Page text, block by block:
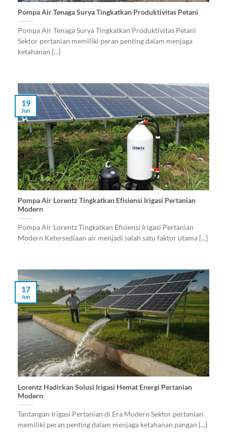
Pompa Air Tenaga Surya Tingkatkan Produktivitas Petani
Pompa Air Tenaga Surya Tingkatkan Produktivitas Petani
Sektor pertanian memiliki peran penting dalam menjaga
ketahanan [...]
Pompa Air Lorentz Tingkatkan Efisiensi Irigasi Pertanian
Modern
Pompa Air Lorentz Tingkatkan Efisiensi Irigasi Pertanian
Modern Ketersediaan air menjadi salah satu faktor utama [...]
19
Jun
Lorentz Hadirkan Solusi Irigasi Hemat Energi Pertanian
Modern
Tantangan Irigasi Pertanian di Era Modern Sektor pertanian
memiliki peran penting dalam menjaga ketahanan pangan [...]
17
Jun